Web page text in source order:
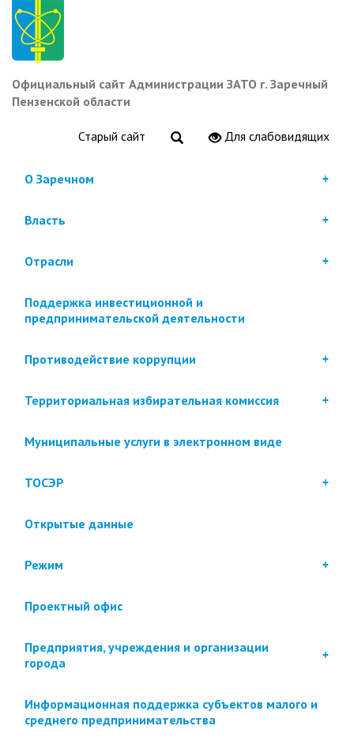
Перейти
основному
содержанию
Официальный сайт Администрации ЗАТО г. Заречный
Пензенской области
Старый сайт Для слабовидящих
О Заречном
Власть
Отрасли
Поддержка инвестиционной и
предпринимательской деятельности
Противодействие коррупции
Территориальная избирательная комиссия
Муниципальные услуги в электронном виде
ТОСЭР
Открытые данные
Режим
Проектный офис
Предприятия, учреждения и организации
города
Информационная поддержка субъектов малого и
среднего предпринимательства